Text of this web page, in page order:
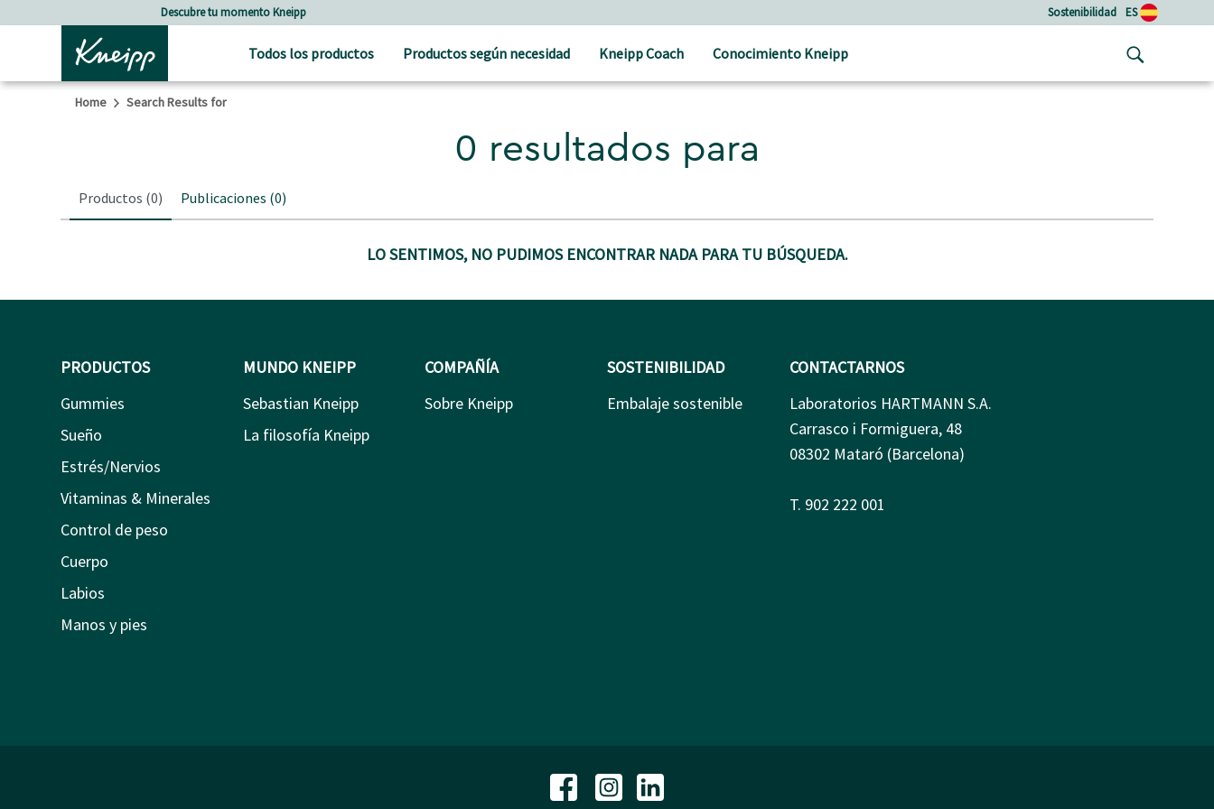
Descubre tu momento Kneipp Sostenibilidad ES
Todos los productos Productos según necesidad Kneipp Coach Conocimiento Kneipp
Home Search Results for
0 resultados para
Productos (0) Publicaciones (0)
LO SENTIMOS, NO PUDIMOS ENCONTRAR NADA PARA TU BÚSQUEDA.
PRODUCTOS
Gummies
Sueño
Estrés/Nervios
Vitaminas & Minerales
Control de peso
Cuerpo
Labios
Manos y pies
MUNDO KNEIPP
Sebastian Kneipp
La filosofía Kneipp
COMPAÑÍA
Sobre Kneipp
SOSTENIBILIDAD
Embalaje sostenible
CONTACTARNOS
Laboratorios HARTMANN S.A.
Carrasco i Formiguera, 48
08302 Mataró (Barcelona)
T. 902 222 001